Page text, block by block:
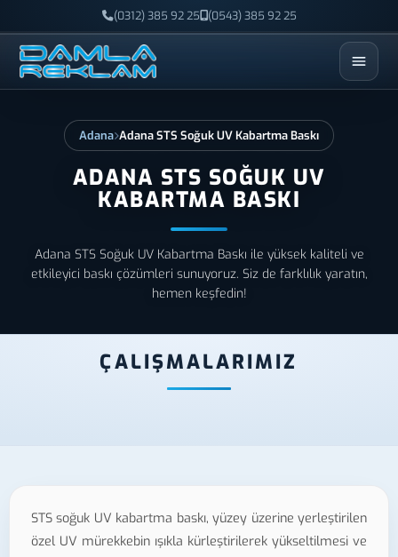
(0312) 385 92 25 (0543) 385 92 25
ESC
Adana Adana STS Soğuk UV Kabartma Baskı
ADANA STS SOĞUK UV
KABARTMA BASKI
Adana STS Soğuk UV Kabartma Baskı ile yüksek kaliteli ve
etkileyici baskı çözümleri sunuyoruz. Siz de farklılık yaratın,
hemen keşfedin!
ÇALIŞMALARIMIZ
STS soğuk UV kabartma baskı, yüzey üzerine yerleştirilen
özel UV mürekkebin ışıkla kürleştirilerek yükseltilmesi ve